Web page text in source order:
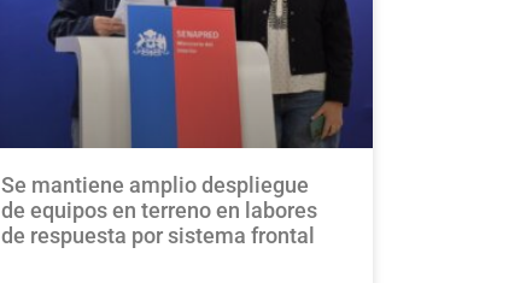
Se mantiene amplio despliegue
de equipos en terreno en labores
de respuesta por sistema frontal